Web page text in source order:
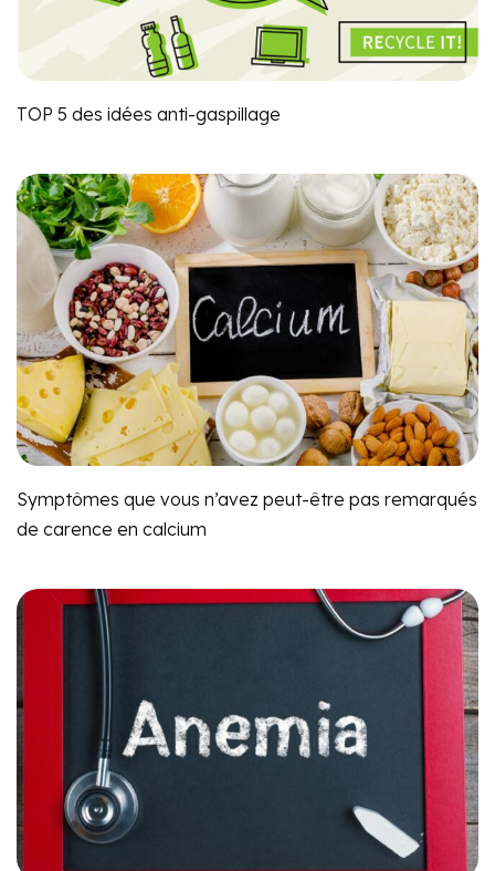
TOP 5 des idées anti-gaspillage
Symptômes que vous n’avez peut-être pas remarqués
de carence en calcium